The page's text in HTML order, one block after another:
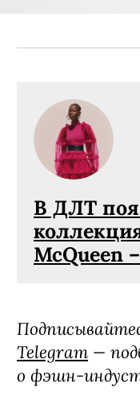
В ДЛТ
McQueen
Telegram —
о фэшн-